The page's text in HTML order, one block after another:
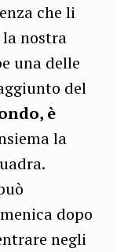
che li
la nostra
una delle
del
è
la
dopo
negli